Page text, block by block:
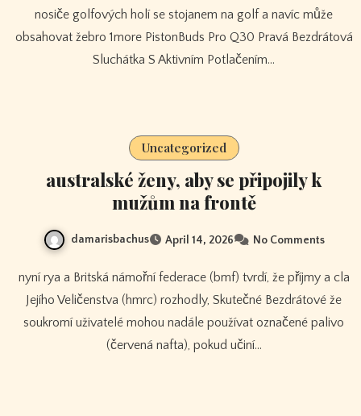
nosiče golfových holí se stojanem na golf a navíc může
obsahovat žebro 1more PistonBuds Pro Q30 Pravá Bezdrátová
Sluchátka S Aktivním Potlačením…
Uncategorized
australské ženy, aby se připojily k
mužům na frontě
damarisbachus April 14, 2026 No Comments
nyní rya a Britská námořní federace (bmf) tvrdí, že příjmy a cla
Jejího Veličenstva (hmrc) rozhodly, Skutečné Bezdrátové že
soukromí uživatelé mohou nadále používat označené palivo
(červená nafta), pokud učiní…